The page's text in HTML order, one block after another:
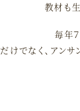
教材も
毎年
けでなく、アン